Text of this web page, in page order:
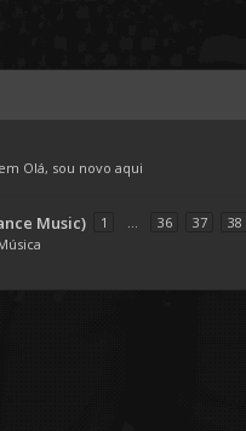
Olá, sou novo aqui
Music) 1 ... 36 37
38